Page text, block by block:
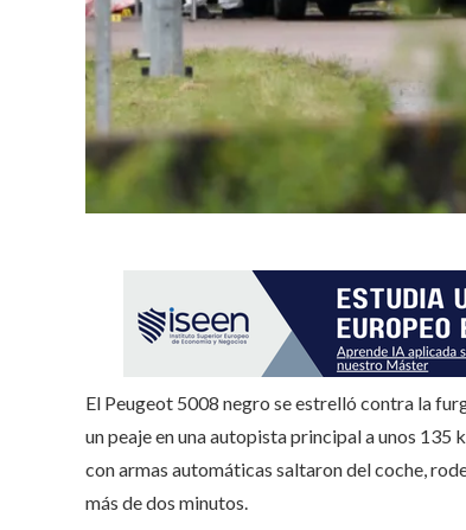
El Peugeot 5008 negro se estrelló contra la
un peaje en una autopista principal a unos
con armas automáticas saltaron del coche,
más de dos minutos.